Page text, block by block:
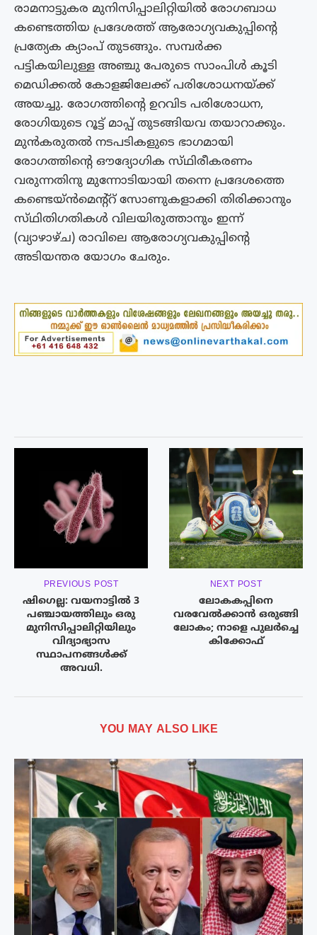
രാമനാട്ടുകര മുനിസിപ്പാലിറ്റിയിൽ രോഗബാധ
കണ്ടെത്തിയ പ്രദേശത്ത് ആരോഗ്യവകുപ്പിൻ്റെ
പ്രത്യേക ക്യാംപ് തുടങ്ങും. സമ്പർക്ക
പട്ടികയിലുള്ള അഞ്ചു പേരുടെ സാംപിൾ കൂടി
മെഡിക്കൽ കോളജിലേക്ക് പരിശോധനയ്ക്ക്
അയച്ചു. രോഗത്തിൻ്റെ ഉറവിട പരിശോധന,
രോഗിയുടെ റൂട്ട് മാപ്പ് തുടങ്ങിയവ തയാറാക്കും.
മുൻകരുതൽ നടപടികളുടെ ഭാഗമായി
രോഗത്തിന്റെ ഔദ്യോഗിക സ്‌ഥിരീകരണം
വരുന്നതിനു മുന്നോടിയായി തന്നെ പ്രദേശത്തെ
കണ്ടെയ്ൻമെന്റ്റ് സോണുകളാക്കി തിരിക്കാനും
സ്‌ഥിതിഗതികൾ വിലയിരുത്താനും ഇന്ന്
(വ്യാഴാഴ്‌ച) രാവിലെ ആരോഗ്യവകുപ്പിന്റെ
അടിയന്തര യോഗം ചേരും.
PREVIOUS POST
ഷിഗെല്ല: വയനാട്ടിൽ 3
പഞ്ചായത്തിലും ഒരു
മുനിസിപ്പാലിറ്റിയിലും
വിദ്യാഭ്യാസ
സ്ഥാപനങ്ങൾക്ക്
അവധി.
NEXT POST
ലോകകപ്പിനെ
വരവേൽക്കാൻ ഒരുങ്ങി
ലോകം; നാളെ പുലർച്ചെ
കിക്കോഫ്
YOU MAY ALSO LIKE